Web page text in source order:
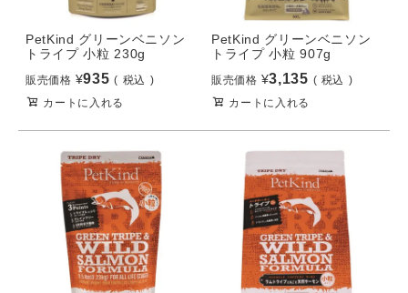
PetKind グリーンベニソン
トライプ 小粒 230g
販売価格 ¥935
税込
カートに入れる
PetKind グリーンベニソン
トライプ 小粒 907g
販売価格 ¥3,135
税込
カートに入れる